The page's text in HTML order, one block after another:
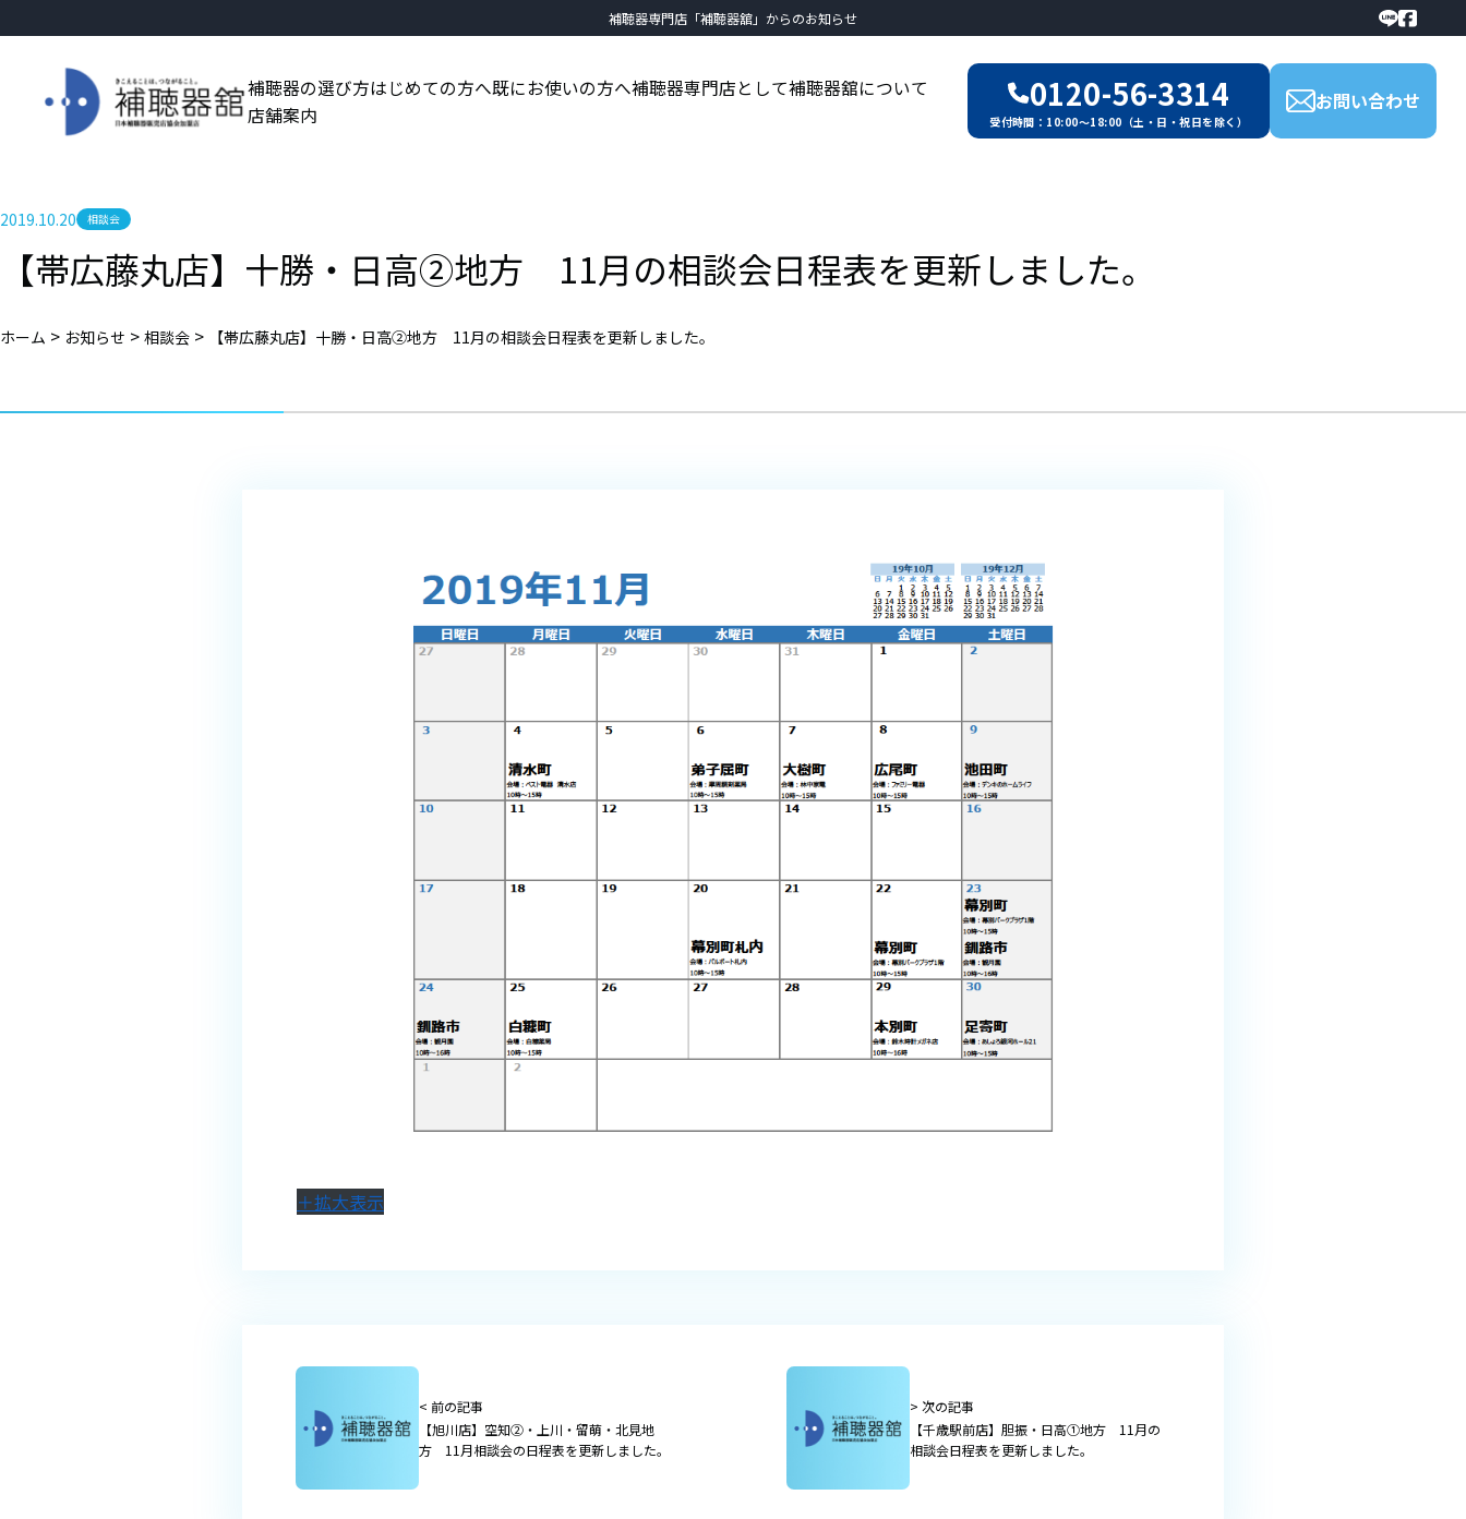
補聴器専門店「補聴器舘」からのお知らせ
補聴器の選び方はじめての方へ既にお使いの方へ補聴器専門店として補聴器舘について
店舗案内
0120-56-3314
受付時間：10:00～18:00（土・日・祝日を除く）
お問い合わせ
2019.10.20 相談会
【帯広藤丸店】十勝・日高②地方 11月の相談会日程表を更新しました。
ホーム > お知らせ > 相談会 > 【帯広藤丸店】十勝・日高②地方 11月の相談会日程表を更新しました。
＋拡大表示
< 前の記事
【旭川店】空知②・上川・留萌・北見地
方 11月相談会の日程表を更新しました。
> 次の記事
【千歳駅前店】胆振・日高①地方 11月の
相談会日程表を更新しました。